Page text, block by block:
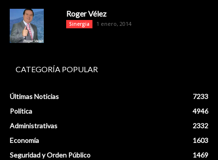
Roger Vélez
Sinergia 1 enero, 2014
CATEGORÍA POPULAR
Últimas Noticias
7233
Política
4946
Administrativas
2332
Economía
1603
Seguridad y Orden Público
1469